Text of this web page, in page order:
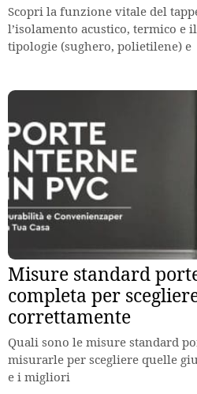
Scopri la funzione vitale del
l’isolamento acustico, termico e
tipologie (sughero, polietilene) e
Misure standard
completa per
correttamente
Quali sono le misure standard
misurarle per scegliere quelle
e i migliori